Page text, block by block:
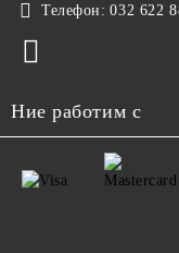
Телефон: 032 622
Ние работим с